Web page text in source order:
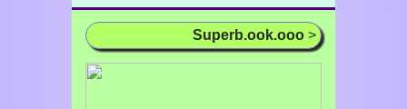
Superb.ook.ooo >